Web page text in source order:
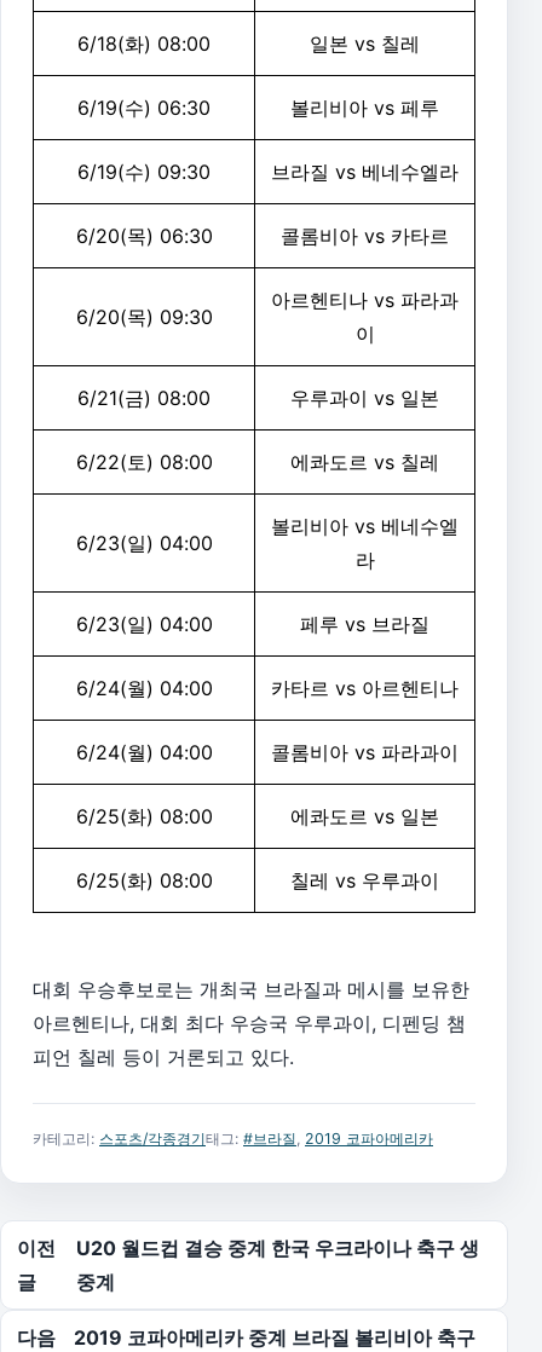
6/18(화) 08:00 일본 vs 칠레
6/19(수) 06:30 볼리비아 vs 페루
6/19(수) 09:30 브라질 vs 베네수엘라
6/20(목) 06:30 콜롬비아 vs 카타르
6/20(목) 09:30
아르헨티나 vs 파라과
이
6/21(금) 08:00 우루과이 vs 일본
6/22(토) 08:00 에콰도르 vs 칠레
6/23(일) 04:00
볼리비아 vs 베네수엘
라
6/23(일) 04:00 페루 vs 브라질
6/24(월) 04:00 카타르 vs 아르헨티나
6/24(월) 04:00 콜롬비아 vs 파라과이
6/25(화) 08:00 에콰도르 vs 일본
6/25(화) 08:00 칠레 vs 우루과이
대회 우승후보로는 개최국 브라질과 메시를 보유한
아르헨티나, 대회 최다 우승국 우루과이, 디펜딩 챔
피언 칠레 등이 거론되고 있다.
카테고리: 스포츠/각종경기태그: #브라질, 2019 코파아메리카
글 탐색
이전
글
U20 월드컵 결승 중계 한국 우크라이나 축구 생
중계
다음
2019 코파아메리카 중계 브라질 볼리비아 축구